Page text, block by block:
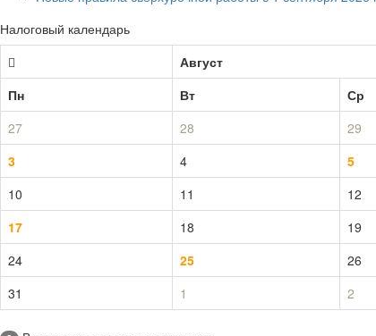
Налоговый календарь
Август
Пн
Вт Ср
27
28 29
3
4 5
10
11 12
17
18 19
24
25 26
31
1 2